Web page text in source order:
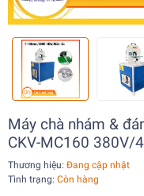
Máy chà nhám &
CKV-MC160 380V/
Thương hiệu: Đang cập nhật
Tình trạng: Còn hàng